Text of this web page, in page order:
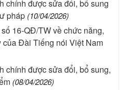
chính được sửa đổi, bổ sung
pháp (10/04/2026)
16-QĐ/TW về chức năng,
của Đài Tiếng nói Việt Nam
chính được sửa đổi, bổ sung,
(08/04/2026)